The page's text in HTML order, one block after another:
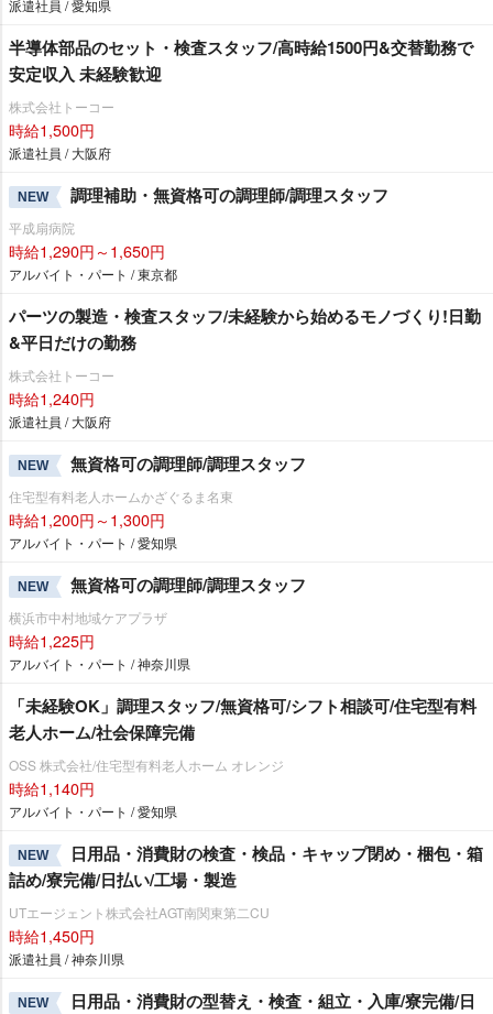
派遣社員 / 愛知県
半導体部品のセット・検査スタッフ/高時給1500円&交替勤務で
安定収入 未経験歓迎
株式会社トーコー
時給1,500円
派遣社員 / 大阪府
NEW 調理補助・無資格可の調理師/調理スタッフ
平成扇病院
時給1,290円～1,650円
アルバイト・パート / 東京都
パーツの製造・検査スタッフ/未経験から始めるモノづくり!日勤
&平日だけの勤務
株式会社トーコー
時給1,240円
派遣社員 / 大阪府
NEW 無資格可の調理師/調理スタッフ
住宅型有料老人ホームかざぐるま名東
時給1,200円～1,300円
アルバイト・パート / 愛知県
NEW 無資格可の調理師/調理スタッフ
横浜市中村地域ケアプラザ
時給1,225円
アルバイト・パート / 神奈川県
「未経験OK」調理スタッフ/無資格可/シフト相談可/住宅型有料
老人ホーム/社会保障完備
OSS 株式会社/住宅型有料老人ホーム オレンジ
時給1,140円
アルバイト・パート / 愛知県
NEW
日用品・消費財の検査・検品・キャップ閉め・梱包・箱
詰め/寮完備/日払い/工場・製造
UTエージェント株式会社AGT南関東第二CU
時給1,450円
派遣社員 / 神奈川県
NEW
日用品・消費財の型替え・検査・組立・入庫/寮完備/日